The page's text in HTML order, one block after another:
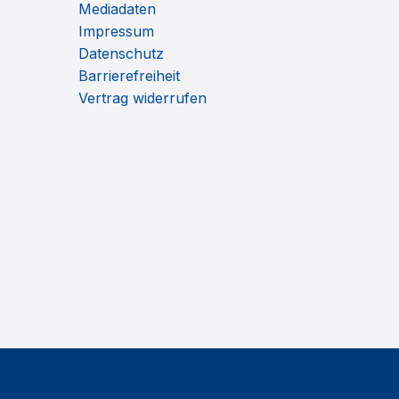
Mediadaten
Impressum
Datenschutz
Barrierefreiheit
Vertrag widerrufen